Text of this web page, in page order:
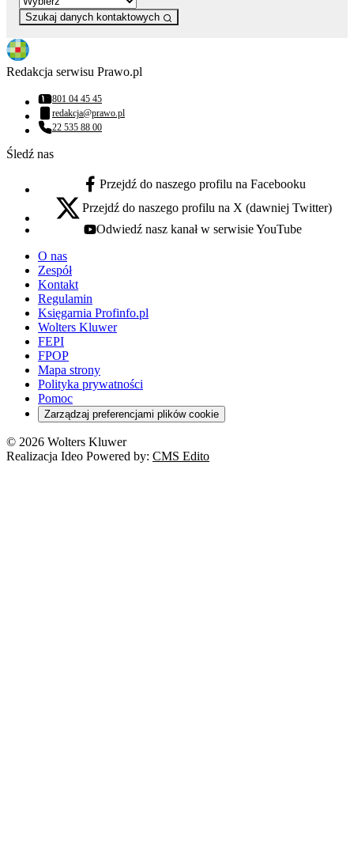
Szukaj danych kontaktowych
Redakcja serwisu Prawo.pl
Numer telefonu:
801 04 45 45
Adres email:
redakcja@prawo.pl
Numer telefonu:
22 535 88 00
Śledź nas
facebook - otwiera się w nowej karcie
Przejdź do naszego profilu na Facebooku
x - otwiera się w nowej karcie
Przejdź do naszego profilu na X (dawniej Twitter)
youtube - otwiera się w nowej karcie
Odwiedź nasz kanał w serwisie YouTube
O nas
Zespół
Kontakt
Regulamin
Księgarnia Profinfo.pl
Wolters Kluwer
FEPI
FPOP
Mapa strony
Polityka prywatności
Pomoc
Zarządzaj preferencjami plików cookie
© 2026 Wolters Kluwer
Realizacja Ideo Powered by: CMS Edito